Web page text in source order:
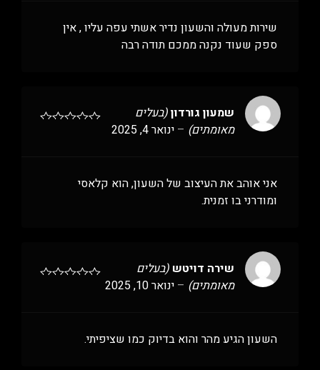
שירות מעולה והשעון נדיר אשתי עפה עליו , אין
ספק שעוד נקנה ממכם תודה רבה
שמעון גורדון(בעלים
מאומתים) – ינואר 4, 2025
אני אוהב את העיצוב של השעון, הוא קלאסי
ומודרני בו זמנית.
שירה דויטש (בעלים
מאומתים) – ינואר 10, 2025
השעון הגיע מהר והוא בדיוק כמו שציפיתי.